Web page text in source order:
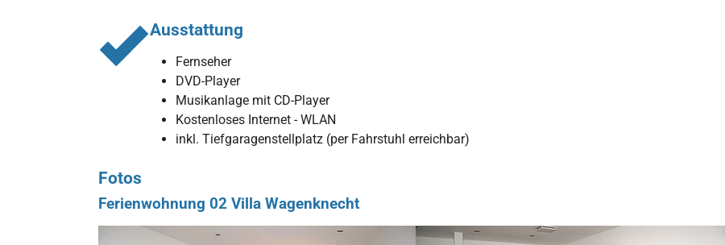
Ausstattung
Fernseher
DVD-Player
Musikanlage mit CD-Player
Kostenloses Internet - WLAN
inkl. Tiefgaragenstellplatz (per Fahrstuhl erreichbar)
Fotos
Ferienwohnung 02 Villa Wagenknecht
Show larger version for: Show larger version for: